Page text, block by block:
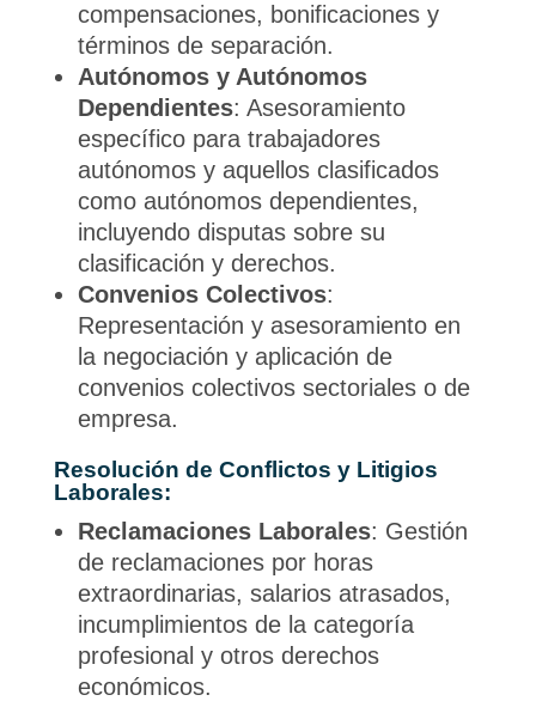
compensaciones, bonificaciones y
términos de separación.
Autónomos y Autónomos
Dependientes: Asesoramiento
específico para trabajadores
autónomos y aquellos clasificados
como autónomos dependientes,
incluyendo disputas sobre su
clasificación y derechos.
Convenios Colectivos:
Representación y asesoramiento en
la negociación y aplicación de
convenios colectivos sectoriales o de
empresa.
Resolución de Conflictos y Litigios
Laborales:
Reclamaciones Laborales: Gestión
de reclamaciones por horas
extraordinarias, salarios atrasados,
incumplimientos de la categoría
profesional y otros derechos
económicos.